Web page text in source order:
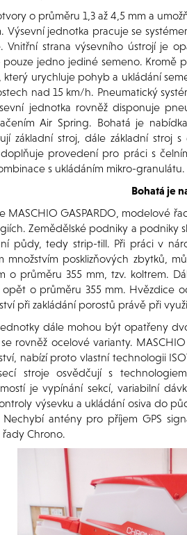
o průměru 1,3 až 4,5 mm a
Výsevní jednotka pracuje se
Vnitřní strana výsevního ústrojí je
jedno jediné semeno. Kromě
který urychluje pohyb a ukládání
nad 15 km/h. Pneumatický
jednotka rovněž disponuje
Air Spring. Bohatá je
základní stroj, dále základní stroj
provedení pro práci s
s ukládáním mikro-granulátu.
Bohatá je
MASCHIO GASPARDO, modelové
Zemědělské podniky a podniky
půdy, tedy strip-till. Při práci v
množstvím posklizňových zbytků,
o průměru 355 mm, tzv. koltrem.
opět o průměru 355 mm. Hvězdice
při zakládání porostů právě při
dále mohou být opatřeny
rovněž ocelové varianty.
nabízí proto vlastní technologii
stroje osvědčují s
je vypínání sekcí, variabilní
výsevku a ukládání osiva do
Nechybí antény pro příjem GPS
řady Chrono.